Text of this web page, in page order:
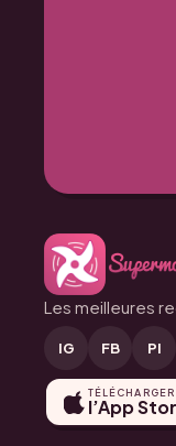
Les meilleures
IG FB PI
TÉLÉCHARGER
l’App